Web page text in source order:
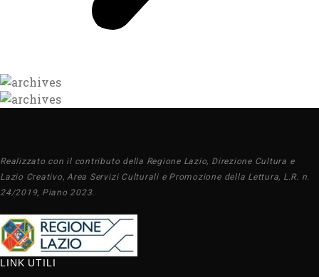
Realizzato con il contributo della Regione Lazio, Direzione Cultura e
Lazio Creativo, Area Servizi Culturali e Promozione della Lettura, L.R. n.
24/2019, Piano 2023.
LINK UTILI